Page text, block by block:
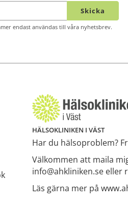
Skicka
endast användas till våra nyhetsbrev.
HÄLSOKLINIKEN I VÄST
Har du hälsoproblem?
Välkommen att maila
info@ahkliniken.se eller
Läs gärna mer på